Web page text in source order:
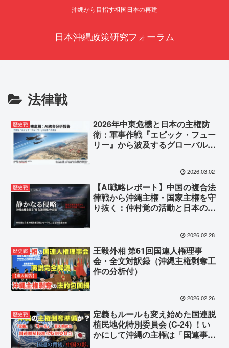
沖縄から目指す祖国日本の再建
日本沖縄政策研究フォーラム
法律戦
歴史戦
2026年中東危機と日本の主権防
衛：軍事作戦『エピック・フュー
リー』から波及するグローバルな
2026.03.02
歴史戦
【AI戦略レポート】中国の複合法
律戦から沖縄主権・国家主権を守
り抜く：仲村覚の活動と日本の国
2026.02.28
歴史戦
王毅外相 第61回国連人権理事
会・全文対訳録（沖縄主権剥奪工
作の分析付）
2026.02.26
歴史戦
定義もルールも変え始めた国連脱
植民地化特別委員会 (C-24) ！い
かにして沖縄の主権は「国連事